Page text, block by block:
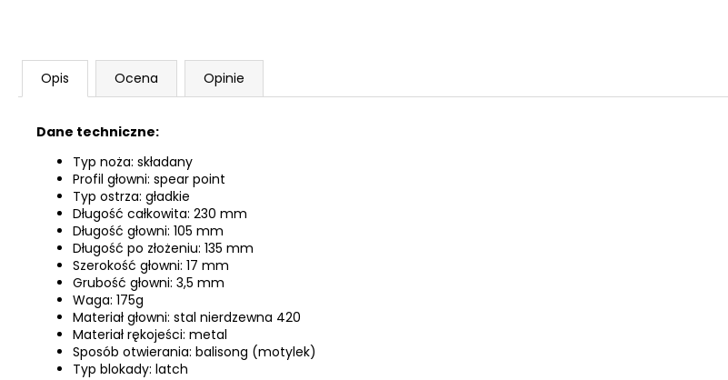
Opis Ocena Opinie
Dane techniczne:
Typ noża: składany
Profil głowni: spear point
Typ ostrza: gładkie
Długość całkowita: 230 mm
Długość głowni: 105 mm
Długość po złożeniu: 135 mm
Szerokość głowni: 17 mm
Grubość głowni: 3,5 mm
Waga: 175g
Materiał głowni: stal nierdzewna 420
Materiał rękojeści: metal
Sposób otwierania: balisong (motylek)
Typ blokady: latch